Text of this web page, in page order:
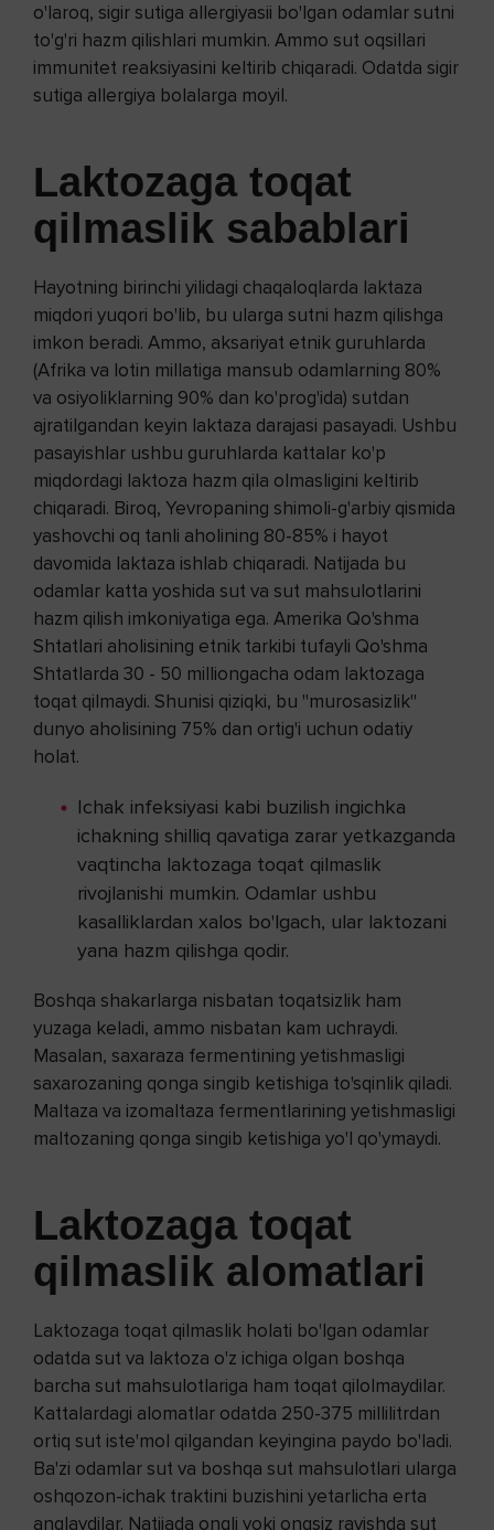
o'laroq, sigir sutiga allergiyasii bo'lgan odamlar sutni
to'g'ri hazm qilishlari mumkin. Ammo sut oqsillari
immunitet reaksiyasini keltirib chiqaradi. Odatda sigir
sutiga allergiya bolalarga moyil.
Laktozaga toqat
qilmaslik sabablari
Hayotning birinchi yilidagi chaqaloqlarda laktaza
miqdori yuqori bo'lib, bu ularga sutni hazm qilishga
imkon beradi. Ammo, aksariyat etnik guruhlarda
(Afrika va lotin millatiga mansub odamlarning 80%
va osiyoliklarning 90% dan ko'prog'ida) sutdan
ajratilgandan keyin laktaza darajasi pasayadi. Ushbu
pasayishlar ushbu guruhlarda kattalar ko'p
miqdordagi laktoza hazm qila olmasligini keltirib
chiqaradi. Biroq, Yevropaning shimoli-g'arbiy qismida
yashovchi oq tanli aholining 80-85% i hayot
davomida laktaza ishlab chiqaradi. Natijada bu
odamlar katta yoshida sut va sut mahsulotlarini
hazm qilish imkoniyatiga ega. Amerika Qo'shma
Shtatlari aholisining etnik tarkibi tufayli Qo'shma
Shtatlarda 30 - 50 milliongacha odam laktozaga
toqat qilmaydi. Shunisi qiziqki, bu "murosasizlik"
dunyo aholisining 75% dan ortig'i uchun odatiy
holat.
Ichak infeksiyasi kabi buzilish ingichka
ichakning shilliq qavatiga zarar yetkazganda
vaqtincha laktozaga toqat qilmaslik
rivojlanishi mumkin. Odamlar ushbu
kasalliklardan xalos bo'lgach, ular laktozani
yana hazm qilishga qodir.
Boshqa shakarlarga nisbatan toqatsizlik ham
yuzaga keladi, ammo nisbatan kam uchraydi.
Masalan, saxaraza fermentining yetishmasligi
saxarozaning qonga singib ketishiga to'sqinlik qiladi.
Maltaza va izomaltaza fermentlarining yetishmasligi
maltozaning qonga singib ketishiga yo'l qo'ymaydi.
Laktozaga toqat
qilmaslik alomatlari
Laktozaga toqat qilmaslik holati bo'lgan odamlar
odatda sut va laktoza o'z ichiga olgan boshqa
barcha sut mahsulotlariga ham toqat qilolmaydilar.
Kattalardagi alomatlar odatda 250-375 millilitrdan
ortiq sut iste'mol qilgandan keyingina paydo bo'ladi.
Ba'zi odamlar sut va boshqa sut mahsulotlari ularga
oshqozon-ichak traktini buzishini yetarlicha erta
anglaydilar. Natijada ongli yoki ongsiz ravishda sut